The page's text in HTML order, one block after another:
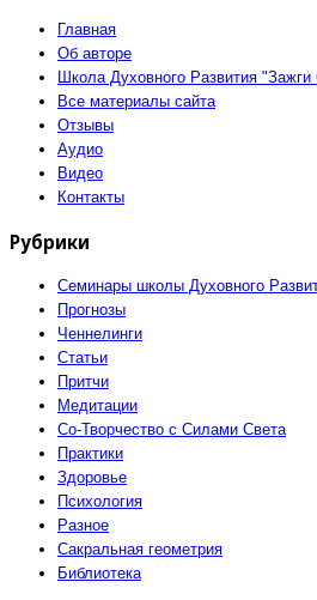
Главная
Об авторе
Школа Духовного Развития "Зажги
Все материалы сайта
Отзывы
Аудио
Видео
Контакты
Рубрики
Семинары школы Духовного
Прогнозы
Ченнелинги
Статьи
Притчи
Медитации
Со-Творчество с Силами Света
Практики
Здоровье
Психология
Разное
Сакральная геометрия
Библиотека